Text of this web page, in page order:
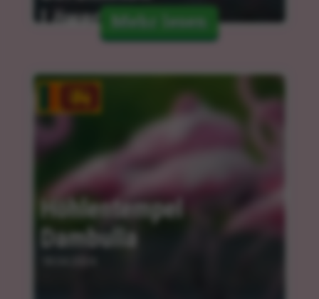
Löwenfelsens
Mehr lesen
Höhlentempel
Dambulla